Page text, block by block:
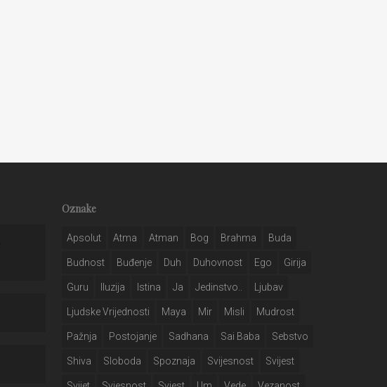
Oznake
Apsolut Atma Atman Bog Brahma Buda
Budnost Buđenje Duh Duhovnost Ego Girija
Guru Iluzija Istina Ja Jedinstvo.. Ljubav
Ljudske Vrijednosti Maya Mir Misli Mudrost
Pažnja Postojanje Sadhana Sai Baba Sebstvo
Shiva Sloboda Spoznaja Svijesnost Svijest